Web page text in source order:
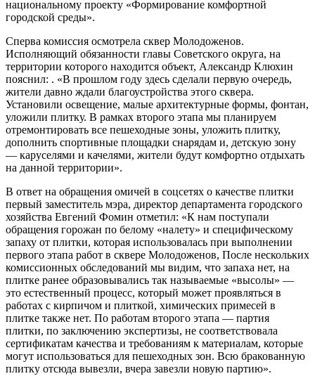
национальному проекту «Формирование комфортной
городской среды».
Сперва комиссия осмотрела сквер Молодоженов.
Исполняющий обязанности главы Советского округа, на
территории которого находится объект, Александр Клюхин
пояснил: . «В прошлом году здесь сделали первую очередь,
жители давно ждали благоустройства этого сквера.
Установили освещение, малые архитектурные формы, фонтан,
уложили плитку. В рамках второго этапа мы планируем
отремонтировать все пешеходные зоны, уложить плитку,
дополнить спортивные площадки снарядам и, детскую зону
— каруселями и качелями, жители будут комфортно отдыхать
на данной территории».
В ответ на обращения омичей в соцсетях о качестве плитки
первый заместитель мэра, директор департамента городского
хозяйства Евгений Фомин отметил: «К нам поступали
обращения горожан по белому «налету» и специфическому
запаху от плитки, которая использовалась при выполнении
первого этапа работ в сквере Молодоженов, После нескольких
комиссионных обследований мы видим, что запаха нет, на
плитке ранее образовывались так называемые «высолы» —
это естественный процесс, который может проявляться в
работах с кирпичом и плиткой, химических примесей в
плитке также нет. По работам второго этапа — партия
плитки, по заключению экспертизы, не соответствовала
сертификатам качества и требованиям к материалам, которые
могут использоваться для пешеходных зон. Всю бракованную
плитку отсюда вывезли, вчера завезли новую партию».